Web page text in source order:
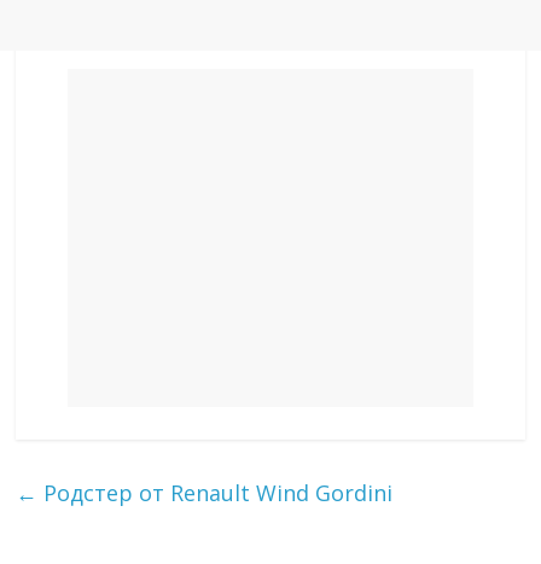
← Родстер от Renault Wind Gordini